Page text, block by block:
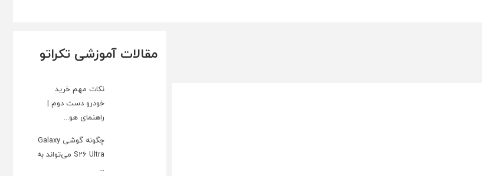
مقالات آموزشی تکراتو
نکات مهم خرید
خودرو دست دوم |
راهنمای هو...
چگونه گوشی Galaxy
S26 Ultra می‌تواند به
...